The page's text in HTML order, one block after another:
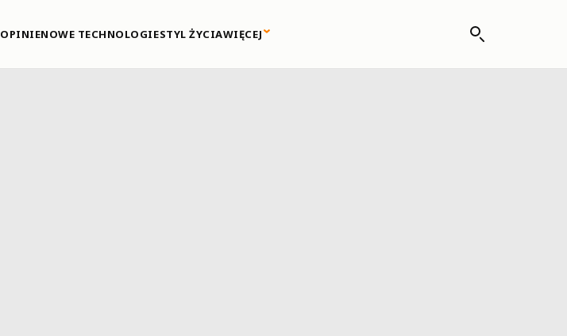
OPINIENOWE TECHNOLOGIESTYL ŻYCIAWIĘCEJ